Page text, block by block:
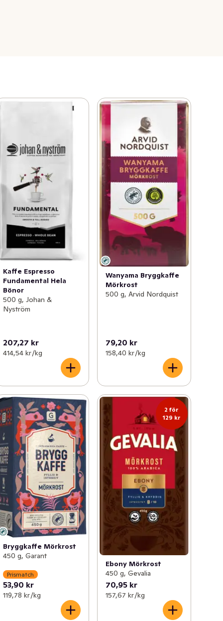
Kaffe Espresso
Fundamental Hela
Bönor
500 g, Johan &
Nyström
207,27 kr
414,54 kr /kg
Wanyama Bryggkaffe
Mörkrost
500 g, Arvid Nordquist
79,20 kr
158,40 kr /kg
Bryggkaffe Mörkrost
450 g, Garant
Prismatch
53,90 kr
119,78 kr /kg
2 för
129 kr
Ebony Mörkrost
450 g, Gevalia
70,95 kr
157,67 kr /kg